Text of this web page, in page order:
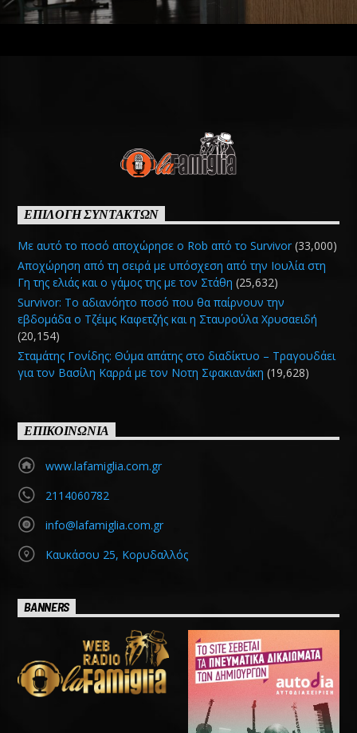
ΕΠΙΛΟΓΗ ΣΥΝΤΑΚΤΩΝ
Με αυτό το ποσό αποχώρησε ο Rob από το Survivor (33,000)
Αποχώρηση από τη σειρά με υπόσχεση από την Ιουλία στη
Γη της ελιάς και ο γάμος της με τον Στάθη (25,632)
Survivor: Το αδιανόητο ποσό που θα παίρνουν την
εβδομάδα ο Τζέιμς Καφετζής και η Σταυρούλα Χρυσαειδή
(20,154)
Σταμάτης Γονίδης: Θύμα απάτης στο διαδίκτυο – Τραγουδάει
για τον Βασίλη Καρρά με τον Νοτη Σφακιανάκη (19,628)
ΕΠΙΚΟΙΝΩΝΙΑ
www.lafamiglia.com.gr
2114060782
info@lafamiglia.com.gr
Καυκάσου 25, Κορυδαλλός
BANNERS